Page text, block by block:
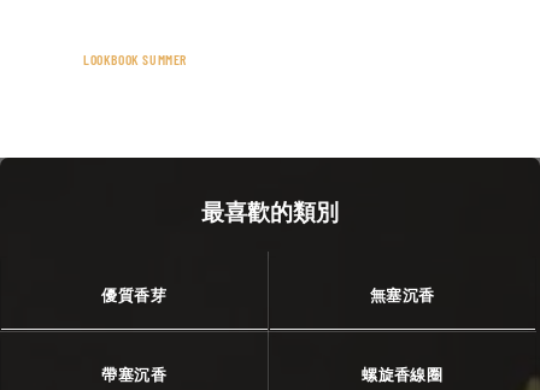
LOOKBOOK SUMMER
最喜歡的類別
優質香芽 無塞沉香
帶塞沉香 螺旋香線圈